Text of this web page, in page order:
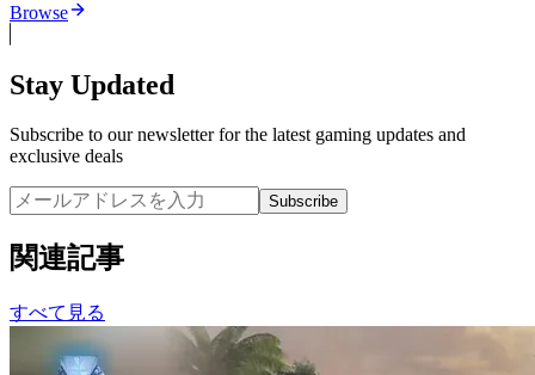
Browse
Stay Updated
Subscribe to our newsletter for the latest gaming updates and
exclusive deals
Subscribe
関連記事
すべて見る